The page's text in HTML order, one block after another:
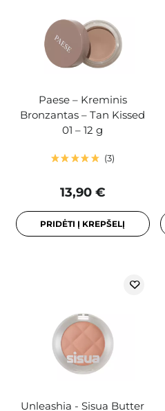
Paese – Kreminis
Bronzantas – Tan Kissed
01 – 12 g
3
13,90 €
PRIDĖTI Į KREPŠELĮ
Unleashia - Sisua Butter